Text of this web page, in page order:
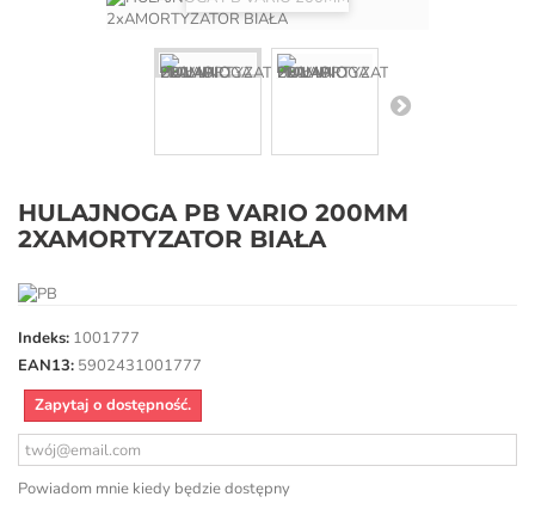
HULAJNOGA PB VARIO 200MM
2XAMORTYZATOR BIAŁA
Indeks: 1001777
EAN13: 5902431001777
Zapytaj o dostępność.
Powiadom mnie kiedy będzie dostępny